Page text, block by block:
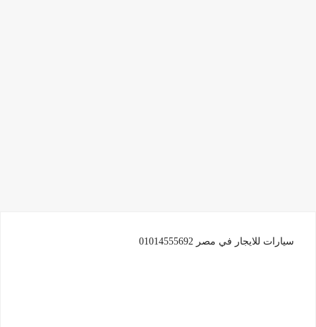
سيارات للايجار في مصر 01014555692